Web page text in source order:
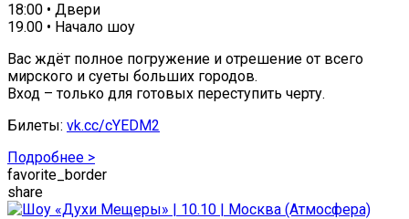
18:00 • Двери
19.00 • Начало шоу
Вас ждёт полное погружение и отрешение от всего
мирского и суеты больших городов.
Вход – только для готовых переступить черту.
Билеты: vk.cc/cYEDM2
Подробнее >
favorite_border
share